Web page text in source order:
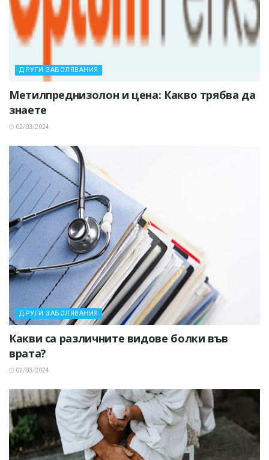
ДРУГИ ЗАБОЛЯВАНИЯ
Метилпреднизолон и цена: Какво трябва да
знаете
02/03/2024
ДРУГИ ЗАБОЛЯВАНИЯ
Какви са различните видове болки във
врата?
02/03/2024